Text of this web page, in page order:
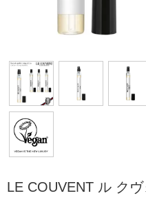
LE COUVENT ル ク